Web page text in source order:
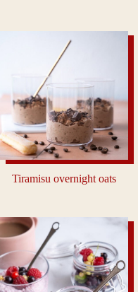
Tiramisu overnight oats